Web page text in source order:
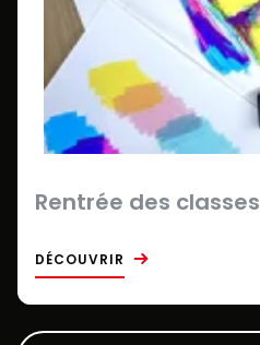
Rentrée des classes
DÉCOUVRIR